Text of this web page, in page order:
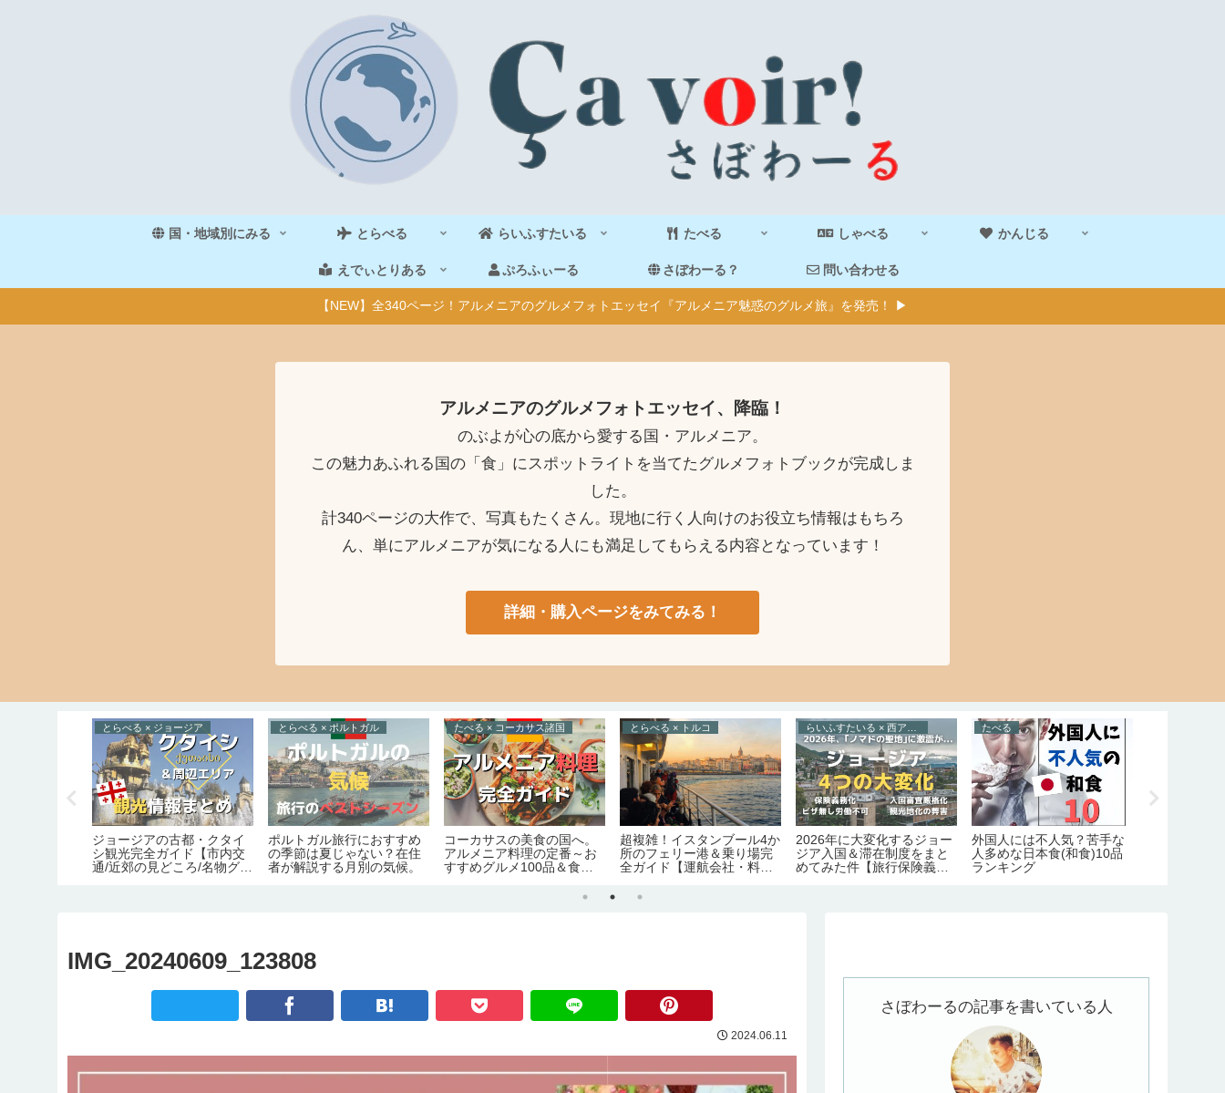
国・地域別にみる とらべる らいふすたいる たべる しゃべる かんじる
えでぃとりある ぷろふぃーる さぼわーる？ 問い合わせる
【NEW】全340ページ！アルメニアのグルメフォトエッセイ『アルメニア魅惑のグルメ旅』を発売！ ▶
アルメニアのグルメフォトエッセイ、降臨！
のぶよが心の底から愛する国・アルメニア。
この魅力あふれる国の「食」にスポットライトを当てたグルメフォトブックが完成しま
した。
計340ページの大作で、写真もたくさん。現地に行く人向けのお役立ち情報はもちろ
ん、単にアルメニアが気になる人にも満足してもらえる内容となっています！
詳細・購入ページをみてみる！
とらべる × ジョージア
ジョージアの古都・クタイ
シ観光完全ガイド【市内交
通/近郊の見どころ/名物グル
とらべる × ポルトガル
ポルトガル旅行におすすめ
の季節は夏じゃない？在住
者が解説する月別の気候。
たべる × コーカサス諸国
コーカサスの美食の国へ。
アルメニア料理の定番～お
すすめグルメ100品＆食文
とらべる × トルコ
超複雑！イスタンブール4か
所のフェリー港＆乗り場完
全ガイド【運航会社・料
2026年に大変化するジョー
ジア入国＆滞在制度をまと
めてみた件【旅行保険義務
たべる
外国人には不人気？苦手な
人多めな日本食(和食)10品
ランキング
IMG_20240609_123808
2024.06.11
さぼわーるの記事を書いている人